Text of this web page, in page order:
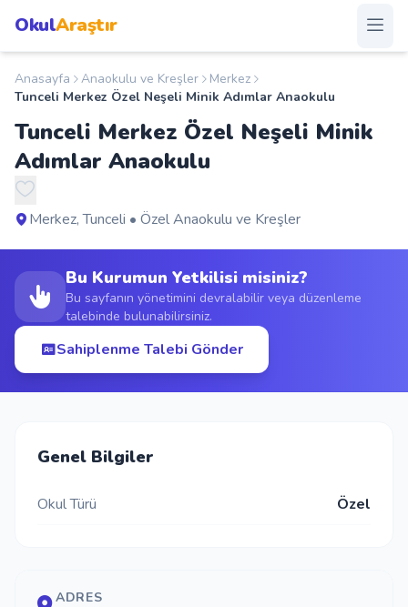
OkulAraştır
Anasayfa
Okullar
Şehirler
Duyurular
S.S.S.
Blog
Anasayfa Anaokulu ve Kreşler
Merkez
Tunceli Merkez Özel Neşeli Minik Adımlar Anaokulu
Tunceli Merkez Özel Neşeli Minik
Adımlar Anaokulu
Merkez, Tunceli • Özel Anaokulu ve Kreşler
Bu Kurumun Yetkilisi misiniz?
Bu sayfanın yönetimini devralabilir veya düzenleme
talebinde bulunabilirsiniz.
Sahiplenme Talebi Gönder
Genel Bilgiler
Okul Türü Özel
ADRES